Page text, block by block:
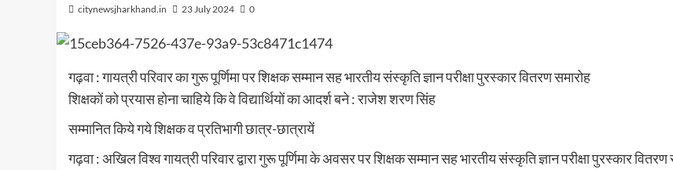
citynewsjharkhand.in 23 July 2024 0
गढ़वा : गायत्री परिवार का गुरू पूर्णिमा पर शिक्षक सम्मान सह भारतीय संस्कृति ज्ञान परीक्षा पुरस्कार वितरण समारोह
शिक्षकों को प्रयास होना चाहिये कि वे विद्यार्थियों का आदर्श बने : राजेश शरण सिंह
सम्मानित किये गये शिक्षक व प्रतिभागी छात्र-छात्रायें
गढ़वा : अखिल विश्व गायत्री परिवार द्वारा गुरू पूर्णिमा के अवसर पर शिक्षक सम्मान सह भारतीय संस्कृति ज्ञान परीक्षा पुरस्कार